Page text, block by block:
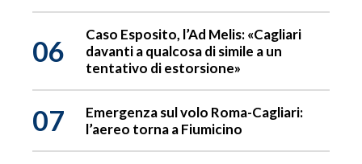
06
Caso Esposito, l’Ad Melis: «Cagliari
davanti a qualcosa di simile a un
tentativo di estorsione»
07
Emergenza sul volo Roma-Cagliari:
l’aereo torna a Fiumicino